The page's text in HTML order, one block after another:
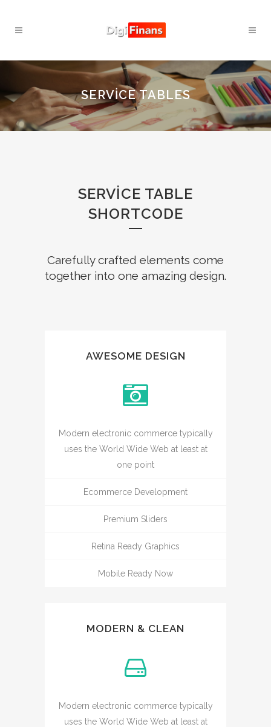
SERVICE TABLES
SERVICE TABLE
SHORTCODE
Carefully crafted elements come
together into one amazing design.
AWESOME DESIGN
Modern electronic commerce typically
uses the World Wide Web at least at
one point
Ecommerce Development
Premium Sliders
Retina Ready Graphics
Mobile Ready Now
MODERN & CLEAN
Modern electronic commerce typically
uses the World Wide Web at least at